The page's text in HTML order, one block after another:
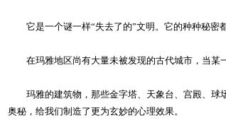
它是一个谜一样“失去了的”文明。它的种种秘密
在玛雅地区尚有大量未被发现的古代城市，当某
玛雅的建筑物，那些金字塔、天象台、宫殿、球场
奥秘，给我们制造了更为玄妙的心理效果。